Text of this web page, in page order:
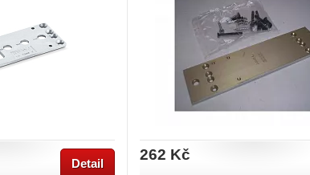
Detail
262 Kč